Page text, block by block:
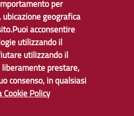
Tecnologie e Accessibilità
per
geografica
acconsentire
utilizzando il
utilizzando il
prestare,
consenso, in qualsiasi
Cookie Policy